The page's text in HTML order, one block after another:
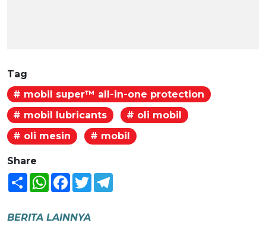
Tag
# mobil super™ all-in-one protection
# mobil lubricants
# oli mobil
# oli mesin
# mobil
Share
Share WhatsAppFacebook
Twitter
BERITA LAINNYA